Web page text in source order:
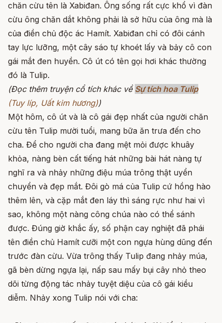
chăn cừu tên là Xabiđan. Ông sống rất cực khổ vì đàn
cừu ông chăn dắt không phải là sở hữu của ông mà là
của điền chủ độc ác Hamít. Xabiđan chỉ có đôi cánh
tay lực lưỡng, một cây sáo tự khoét lấy và bảy cô con
gái mắt đen huyền. Cô út có tên gọi hơi khác thường
đó là Tulip.
(Đọc thêm truyện cổ tích khác về Sự tích hoa Tulip
(Tuy líp, Uất kim hương))
Một hôm, cô út và là cô gái đẹp nhất của người chăn
cừu tên Tulip mười tuổi, mang bữa ăn trưa đến cho
cha. Để cho người cha đang mệt mỏi được khuây
khỏa, nàng bèn cất tiếng hát những bài hát nàng tự
nghĩ ra và nhảy những điệu múa trông thật uyển
chuyển và đẹp mắt. Đôi gò má của Tulip cứ hồng hào
thêm lên, và cặp mắt đen láy thì sáng rực như hai vì
sao, không một nàng công chúa nào có thể sánh
được. Đúng giờ khắc ấy, số phận cay nghiệt đã phái
tên điền chủ Hamít cưỡi một con ngựa hùng dũng đến
trước đàn cừu. Vừa trông thấy Tulip đang nhảy múa,
gã bèn dừng ngựa lại, nấp sau mấy bụi cây nhỏ theo
dõi từng động tác nhảy tuyệt diệu của cô gái kiều
diễm. Nhảy xong Tulip nói với cha: